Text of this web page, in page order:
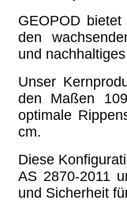
GEOPOD
den
und
Unser
den Maßen
optimale
cm.
Diese
AS 2870-2011
und Sicherheit